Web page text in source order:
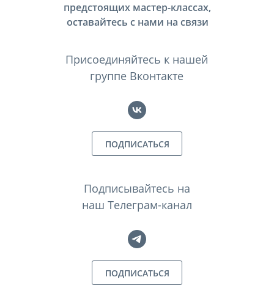
Подписывайтесь на
наш Телеграм-канал
ПОДПИСАТЬСЯ
Присоединяйтесь к нашей
группе Вконтакте
ПОДПИСАТЬСЯ
предстоящих мастер-классах,
оставайтесь с нами на связи